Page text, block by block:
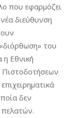
που εφαρμόζει
διεύθυνση
του
Εθνική
Πιστοδοτήσεων
δεν